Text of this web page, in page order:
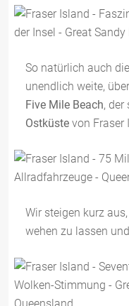
So natürlich auch
unendlich weite,
Five Mile Beach, der
Ostküste von Fraser
Wir steigen kurz
wehen zu lassen